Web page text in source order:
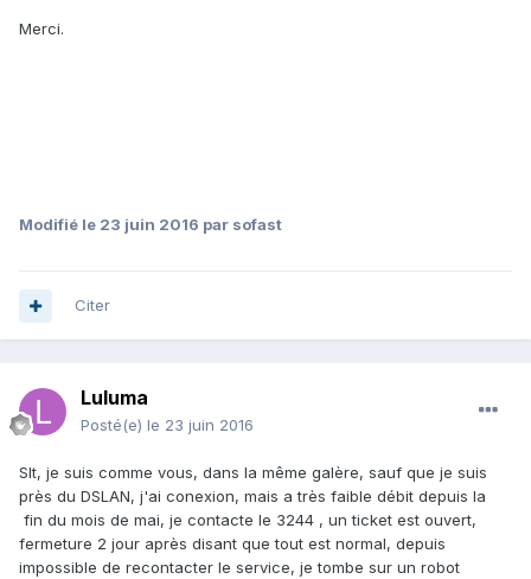
Merci.
Modifié le 23 juin 2016 par sofast
Citer
Luluma
Posté(e) le 23 juin 2016
Slt, je suis comme vous, dans la même galère, sauf que je suis
près du DSLAN, j'ai conexion, mais a très faible débit depuis la
fin du mois de mai, je contacte le 3244 , un ticket est ouvert,
fermeture 2 jour après disant que tout est normal, depuis
impossible de recontacter le service, je tombe sur un robot